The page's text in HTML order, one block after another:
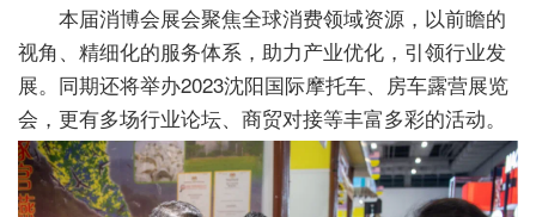
本届消博会展会聚焦全球消费领域资源，以前瞻的
视角、精细化的服务体系，助力产业优化，引领行业发
展。同期还将举办2023沈阳国际摩托车、房车露营展览
会，更有多场行业论坛、商贸对接等丰富多彩的活动。